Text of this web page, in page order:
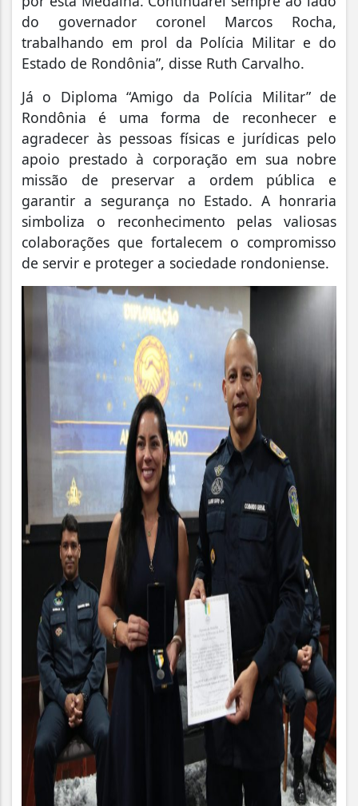
do governador coronel Marcos Rocha,
trabalhando em prol da Polícia Militar e do
Estado de Rondônia”, disse Ruth Carvalho.
Já o Diploma “Amigo da Polícia Militar” de
Rondônia é uma forma de reconhecer e
agradecer às pessoas físicas e jurídicas pelo
apoio prestado à corporação em sua nobre
missão de preservar a ordem pública e
garantir a segurança no Estado. A honraria
simboliza o reconhecimento pelas valiosas
colaborações que fortalecem o compromisso
de servir e proteger a sociedade rondoniense.